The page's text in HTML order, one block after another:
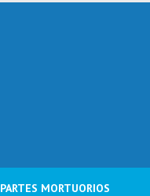
PARTES MORTUORIOS